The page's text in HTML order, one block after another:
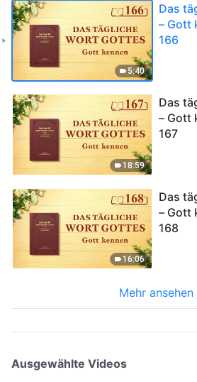
5:40
Das
– Gott
166
18:59
Das
– Gott
167
16:06
Das
– Gott
168
Mehr ansehen
Ausgewählte Videos